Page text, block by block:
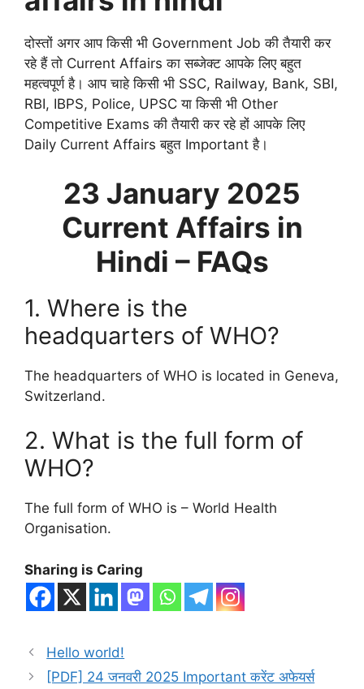
दोस्तों अगर आप किसी भी Government Job की तैयारी कर
रहे हैं तो Current Affairs का सब्जेक्ट आपके लिए बहुत
महत्वपूर्ण है। आप चाहे किसी भी SSC, Railway, Bank, SBI,
RBI, IBPS, Police, UPSC या किसी भी Other
Competitive Exams की तैयारी कर रहे हों आपके लिए
Daily Current Affairs बहुत Important है।
23 January 2025
Current Affairs in
Hindi – FAQs
1. Where is the
headquarters of WHO?
The headquarters of WHO is located in Geneva,
Switzerland.
2. What is the full form of
WHO?
The full form of WHO is – World Health
Organisation.
Sharing is Caring
Hello world!
[PDF] 24 जनवरी 2025 Important करेंट अफेयर्स